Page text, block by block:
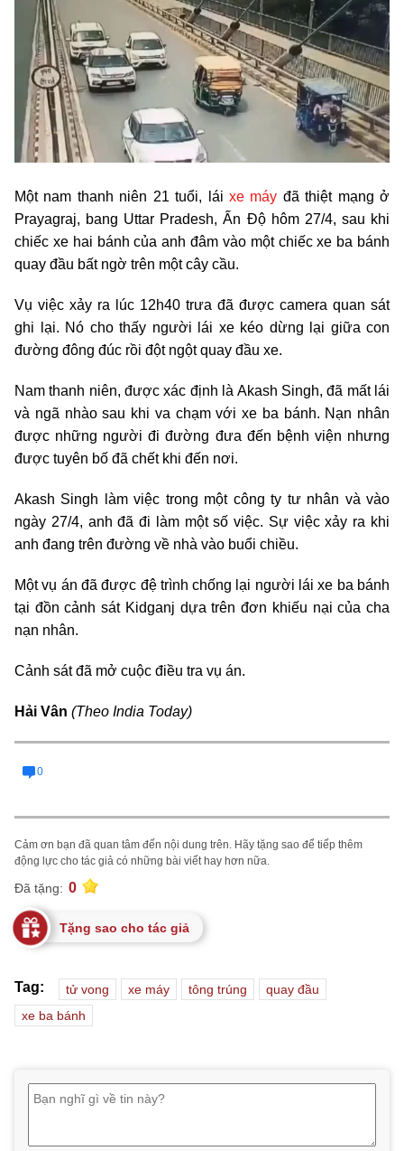
Một nam thanh niên 21 tuổi, lái xe máy đã thiệt mạng ở
Prayagraj, bang Uttar Pradesh, Ấn Độ hôm 27/4, sau khi
chiếc xe hai bánh của anh đâm vào một chiếc xe ba bánh
quay đầu bất ngờ trên một cây cầu.
Vụ việc xảy ra lúc 12h40 trưa đã được camera quan sát
ghi lại. Nó cho thấy người lái xe kéo dừng lại giữa con
đường đông đúc rồi đột ngột quay đầu xe.
Nam thanh niên, được xác định là Akash Singh, đã mất lái
và ngã nhào sau khi va chạm với xe ba bánh. Nạn nhân
được những người đi đường đưa đến bệnh viện nhưng
được tuyên bố đã chết khi đến nơi.
Akash Singh làm việc trong một công ty tư nhân và vào
ngày 27/4, anh đã đi làm một số việc. Sự việc xảy ra khi
anh đang trên đường về nhà vào buổi chiều.
Một vụ án đã được đệ trình chống lại người lái xe ba bánh
tại đồn cảnh sát Kidganj dựa trên đơn khiếu nại của cha
nạn nhân.
Cảnh sát đã mở cuộc điều tra vụ án.
Hải Vân (Theo India Today)
0
Cảm ơn bạn đã quan tâm đến nội dung trên. Hãy tặng sao để tiếp thêm
động lực cho tác giả có những bài viết hay hơn nữa.
Đã tặng: 0
Tặng sao cho tác giả
Tag: tử vong xe máy tông trúng
quay đầu
xe ba bánh